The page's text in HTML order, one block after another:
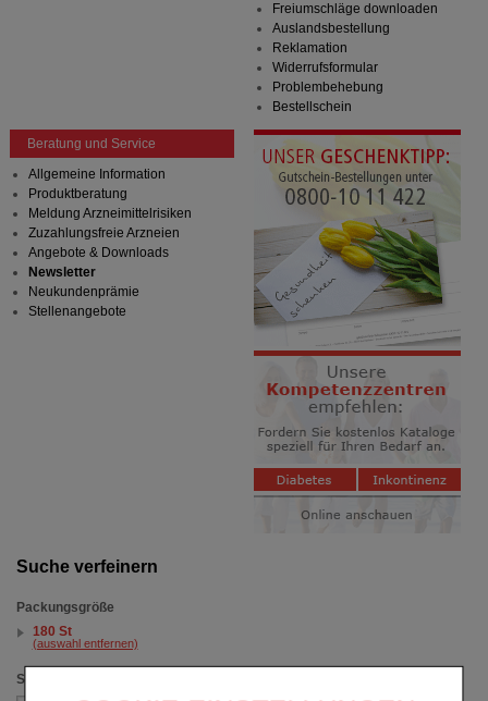
Suche verfeinern
Packungsgröße
180 St
(auswahl entfernen)
Sortieren nach
Freiumschläge downloaden
Auslandsbestellung
Reklamation
Widerrufsformular
Problembehebung
Bestellschein
Beratung und Service
Allgemeine Information
Produktberatung
Meldung Arzneimittelrisiken
Zuzahlungsfreie Arzneien
Angebote & Downloads
Newsletter
Neukundenprämie
Stellenangebote